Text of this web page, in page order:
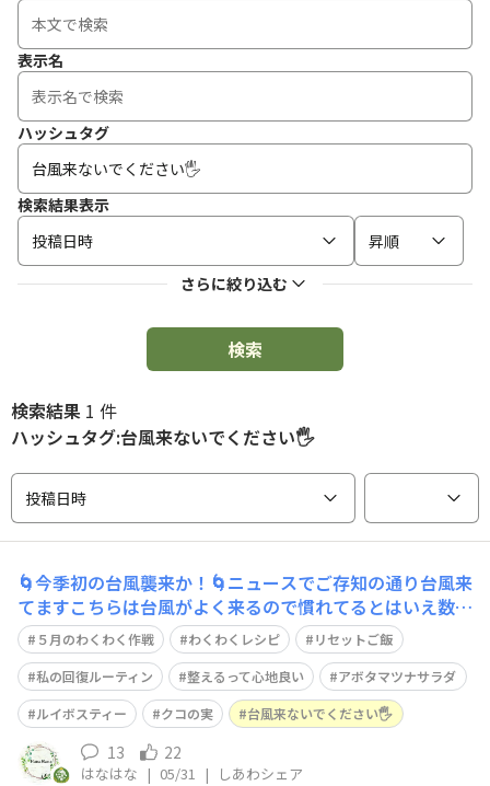
表示名
ハッシュタグ
検索結果表示
投稿日時
昇順
さらに絞り込む
検索
検索結果 1 件
ハッシュタグ:台風来ないでください🖐️
投稿日時
🌀今季初の台風襲来か！🌀ニュースでご存知の通り台風来
てますこちらは台風がよく来るので慣れてるとはいえ数年
前の豪雨がありトラウマです💦車3台浸かり床下浸水しま
した😱対策は抜かりなく！食料なども在庫チェックして
充電器なども見ました！皆様も注意してくださいね⚠️いろ
んな場所に影響ありませんように🙏しかし今
５月のわくわく作戦 わくわくレシピ
リセットご飯
私の回復ルーティン
整えるって心地良い
アボタマツナサラダ
ルイボスティー
クコの実 台風来ないでください🖐️
13 22
はなはな | 05/31 | しあわシェア